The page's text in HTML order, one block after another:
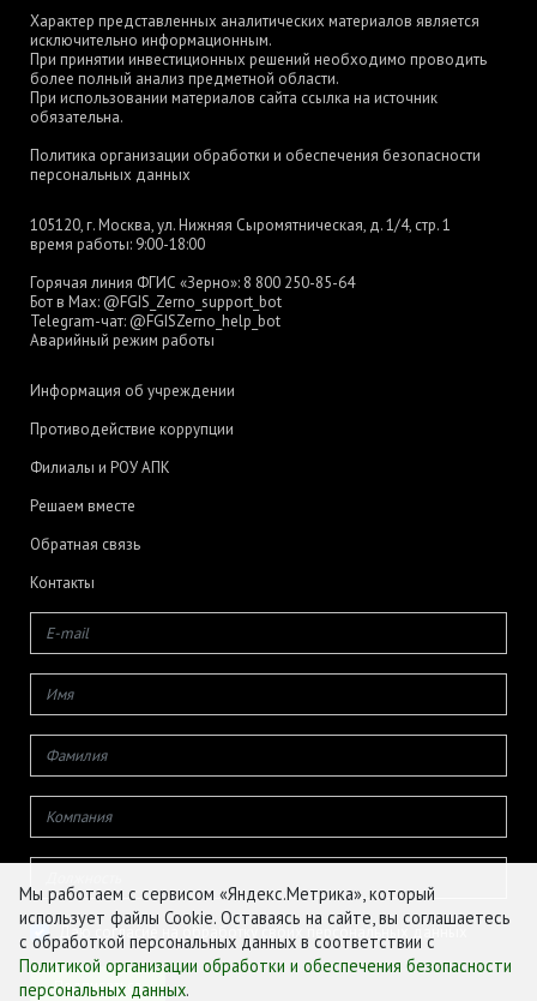
Характер представленных аналитических материалов является
исключительно информационным.
При принятии инвестиционных решений необходимо проводить
более полный анализ предметной области.
При использовании материалов сайта ссылка на источник
обязательна.
Политика организации обработки и обеспечения безопасности
персональных данных
105120, г. Москва, ул. Нижняя Сыромятническая, д. 1/4, стр. 1
время работы: 9:00-18:00
Горячая линия ФГИС «Зерно»: 8 800 250-85-64
Бот в Max: @FGIS_Zerno_support_bot
Telegram-чат: @FGISZerno_help_bot
Аварийный режим работы
Информация об учреждении
Противодействие коррупции
Филиалы и РОУ АПК
Решаем вместе
Обратная связь
Контакты
Даю согласие на обработку своих персональных данных
Мы работаем с сервисом «Яндекс.Метрика», который
использует файлы Cookie. Оставаясь на сайте, вы соглашаетесь
с обработкой персональных данных в соответствии с
Политикой организации обработки и обеспечения безопасности
персональных данных.